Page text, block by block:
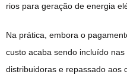
rios para geração de energia
Na prática, embora o
custo acaba sendo incluído
distribuidoras e repassado aos